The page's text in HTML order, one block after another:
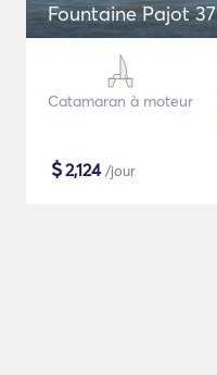
Fountaine Pajot 37
Catamaran à moteur
$2,124/jour